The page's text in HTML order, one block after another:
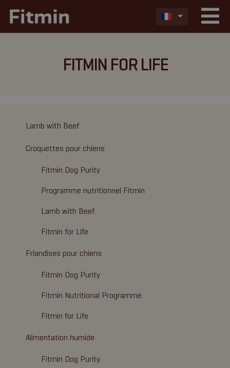
FITMIN FOR LIFE
Lamb with Beef
Croquettes pour chiens
Fitmin Dog Purity
Programme nutritionnel Fitmin
Lamb with Beef
Fitmin for Life
Friandises pour chiens
Fitmin Dog Purity
Fitmin Nutritional Programme
Fitmin for Life
Alimentation humide
Fitmin Dog Purity